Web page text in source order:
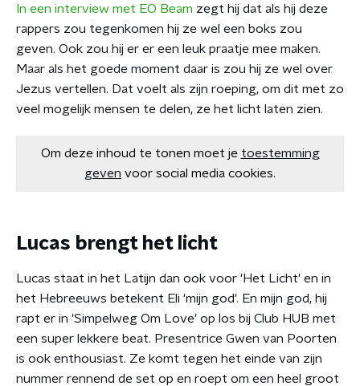
In een interview met EO Beam zegt hij dat als hij deze
rappers zou tegenkomen hij ze wel een boks zou
geven. Ook zou hij er er een leuk praatje mee maken.
Maar als het goede moment daar is zou hij ze wel over
Jezus vertellen. Dat voelt als zijn roeping, om dit met zo
veel mogelijk mensen te delen, ze het licht laten zien.
Om deze inhoud te tonen moet je toestemming
geven voor social media cookies.
Lucas brengt het licht
Lucas staat in het Latijn dan ook voor 'Het Licht' en in
het Hebreeuws betekent Eli 'mijn god'. En mijn god, hij
rapt er in 'Simpelweg Om Love' op los bij Club HUB met
een super lekkere beat. Presentrice Gwen van Poorten
is ook enthousiast. Ze komt tegen het einde van zijn
nummer rennend de set op en roept om een heel groot